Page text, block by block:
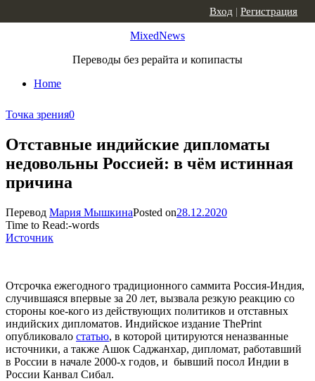
MixedNews
Переводы без рерайта и копипасты
Home
Вход | Регистрация
Точка зрения0
Отставные индийские дипломаты
недовольны Россией: в чём истинная
причина
Перевод Мария МышкинаPosted on28.12.2020
Time to Read:-words
Источник
Отсрочка ежегодного традиционного саммита Россия-Индия,
случившаяся впервые за 20 лет, вызвала резкую реакцию со
стороны кое-кого из действующих политиков и отставных
индийских дипломатов. Индийское издание ThePrint
опубликовало статью, в которой цитируются неназванные
источники, а также Ашок Саджанхар, дипломат, работавший
в России в начале 2000-х годов, и бывший посол Индии в
России Канвал Сибал.